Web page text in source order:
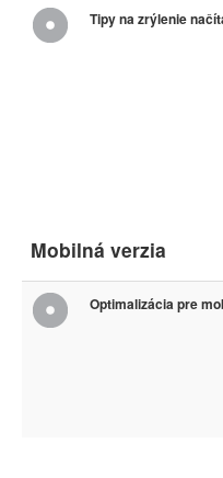
Tipy na zrýlenie
Mobilná verzia
Optimalizácia pre